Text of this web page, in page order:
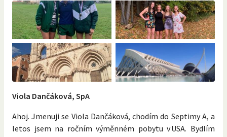
Viola Dančáková, SpA
Ahoj. Jmenuji se Viola Dančáková, chodím do Septimy A, a
letos jsem na ročním výměnném pobytu v USA. Bydlím